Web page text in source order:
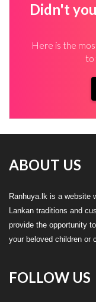
Didn't
Here is the
to
ABOUT US
Ranhuya.lk is a website
Lankan traditions and
provide the opportunity
your beloved children or
FOLLOW US